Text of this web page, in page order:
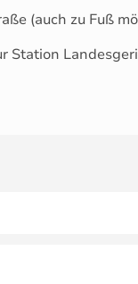
(auch zu Fuß
Station